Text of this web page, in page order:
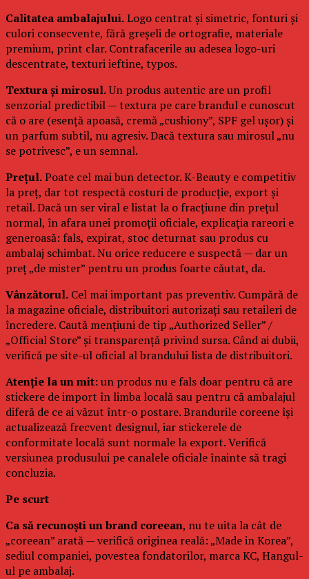
Calitatea ambalajului.Logo centrat și simetric, fonturi și
culori consecvente, fără greșeli de ortografie, materiale
premium, print clar. Contrafacerile au adesea logo-uri
descentrate, texturi ieftine, typos.
Textura și mirosul.Un produs autentic are un profil
senzorial predictibil — textura pe care brandul e cunoscut
că o are (esență apoasă, cremă „cushiony”, SPF gel ușor) și
un parfum subtil, nu agresiv. Dacă textura sau mirosul „nu
se potrivesc”, e un semnal.
Prețul.Poate cel mai bun detector. K-Beauty e competitiv
la preț, dar tot respectă costuri de producție, export și
retail. Dacă un ser viral e listat la o fracțiune din prețul
normal, în afara unei promoții oficiale, explicația rareori e
generoasă: fals, expirat, stoc deturnat sau produs cu
ambalaj schimbat. Nu orice reducere e suspectă — dar un
preț „de mister” pentru un produs foarte căutat, da.
Vânzătorul. Cel mai important pas preventiv. Cumpără de
la magazine oficiale, distribuitori autorizați sau retaileri de
încredere. Caută mențiuni de tip „Authorized Seller” /
„Official Store” și transparență privind sursa. Când ai dubii,
verifică pe site-ul oficial al brandului lista de distribuitori.
Atenție la un mit:un produs nu e fals doar pentru că are
stickere de import în limba locală sau pentru că ambalajul
diferă de ce ai văzut într-o postare. Brandurile coreene își
actualizează frecvent designul, iar stickerele de
conformitate locală sunt normale la export. Verifică
versiunea produsului pe canalele oficiale înainte să tragi
concluzia.
Pe scurt
Ca să recunoști un brand coreean, nu te uita la cât de
„coreean” arată — verifică originea reală: „Made in Korea”,
sediul companiei, povestea fondatorilor, marca KC, Hangul-
ul pe ambalaj.